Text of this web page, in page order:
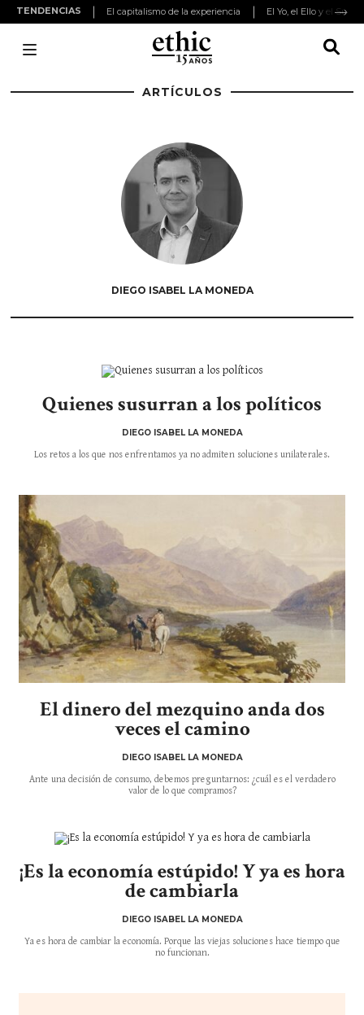
TENDENCIAS El capitalismo de la experiencia El Yo, el Ello y el
ARTÍCULOS
DIEGO ISABEL LA MONEDA
Quienes susurran a los políticos
DIEGO ISABEL LA MONEDA
Los retos a los que nos enfrentamos ya no admiten soluciones unilaterales.
El dinero del mezquino anda dos
veces el camino
DIEGO ISABEL LA MONEDA
Ante una decisión de consumo, debemos preguntarnos: ¿cuál es el verdadero
valor de lo que compramos?
¡Es la economía estúpido! Y ya es hora
de cambiarla
DIEGO ISABEL LA MONEDA
Ya es hora de cambiar la economía. Porque las viejas soluciones hace tiempo que
no funcionan.